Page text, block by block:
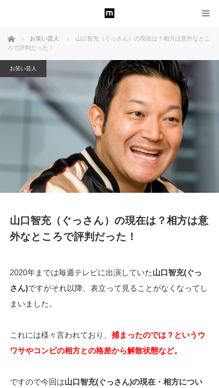
ホーム お笑い芸人
山口智充（ぐっさん）の現在は？相方は意外なとこ
ろで評判だった！
お笑い芸人
山口智充（ぐっさん）の現在は？相方は意
外なところで評判だった！
2020年までは毎週テレビに出演していた山口智充(ぐっ
さん)ですがそれ以降、表立って見ることがなくなってし
まいました。
これには様々言われており、 捕まったのでは？というウ
ワサやコンビの相方との格差から解散状態など。
ですので今回は山口智充(ぐっさん)の現在・相方につい